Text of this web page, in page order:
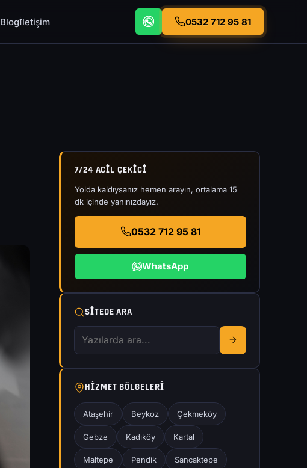
Blogİletişim 0532 712 95 81
7/24 ACIL ÇEKICI
Yolda kaldıysanız hemen arayın, ortalama 15
dk içinde yanınızdayız.
0532 712 95 81
WhatsApp
SITEDE ARA
HIZMET BÖLGELERI
Ataşehir Beykoz Çekmeköy
Gebze Kadıköy Kartal
Maltepe Pendik Sancaktepe